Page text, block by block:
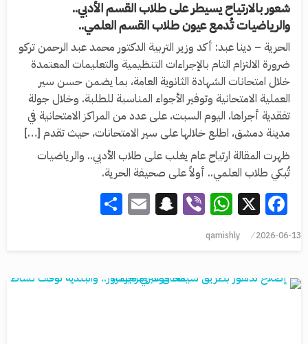
شعور بالارتياح يسيطر على طلاب القسم الأدبي..
والرياضيات تُدمع عيون طلاب القسم العلمي..
الحرية – دينا عبد: أكد وزير التربية الدكتور محمد عبد الرحمن تركو
ضرورة الالتزام التام بالإجراءات التنظيمية والتعليمات المعتمدة
خلال امتحانات الشهادة الثانوية العامة، بما يضمن حسن سير
العملية الامتحانية وتوفير الأجواء المناسبة للطلبة. وخلال جولة
تفقدية أجراها، اليوم السبت، على عدد من المراكز الامتحانية في
مدينة دمشق، اطلع خلالها على سير الامتحانات، حيث تقدم […]
ظهرت المقالة ارتياح عام يغلب على طلاب الأدبي.. والرياضيات
تُبكي طلاب العلمي.. أولاً على صحيفة الحرية.
Facebook
X
WhatsApp
Viber
Snapchat
Email
2026-06-13
qamishly